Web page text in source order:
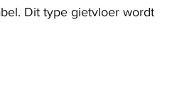
Dit type gietvloer wordt